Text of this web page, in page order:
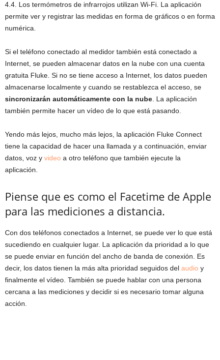
4.4. Los termómetros de infrarrojos utilizan Wi-Fi. La aplicación
permite ver y registrar las medidas en forma de gráficos o en forma
numérica.
Si el teléfono conectado al medidor también está conectado a
Internet, se pueden almacenar datos en la nube con una cuenta
gratuita Fluke. Si no se tiene acceso a Internet, los datos pueden
almacenarse localmente y cuando se restablezca el acceso, se
sincronizarán automáticamente con la nube . La aplicación
también permite hacer un vídeo de lo que está pasando.
Yendo más lejos, mucho más lejos, la aplicación Fluke Connect
tiene la capacidad de hacer una llamada y a continuación, enviar
datos, voz y video a otro teléfono que también ejecute la
aplicación.
Piense que es como el Facetime de Apple
para las mediciones a distancia.
Con dos teléfonos conectados a Internet, se puede ver lo que está
sucediendo en cualquier lugar. La aplicación da prioridad a lo que
se puede enviar en función del ancho de banda de conexión. Es
decir, los datos tienen la más alta prioridad seguidos del audio y
finalmente el vídeo. También se puede hablar con una persona
cercana a las mediciones y decidir si es necesario tomar alguna
acción.